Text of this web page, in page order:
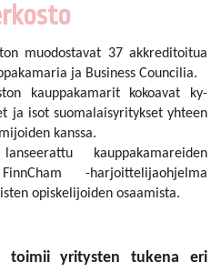
muodostavat 37 akkreditoitua
ja Business Councilia.
kauppakamarit kokoavat ky­
ja isot suomalaisyritykset yhteen
kanssa.
kauppakamareiden
-harjoittelijaohjelma
opiskelijoiden osaamista.
toimii yritysten tukena eri